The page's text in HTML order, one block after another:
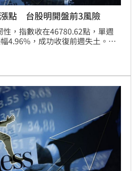
點 台股明開盤前3風險
，指數收在46780.62點，單週
4.96%，成功收復前週失土。儘
偉哲分析，全球AI應用爆發，台
融資餘額攀升與外資期貨空單處
，但基本面多頭格局不變。專家
檔時分批布局，並聚焦半導體測
等次產業，以提升長期投資績
評估市場風險。